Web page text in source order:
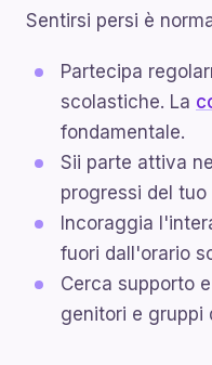
Sentirsi persi è
Partecipa
scolastiche. La
fondamentale.
Sii parte attiva
progressi del tuo
Incoraggia
fuori dall'orario
Cerca supporto
genitori e gruppi